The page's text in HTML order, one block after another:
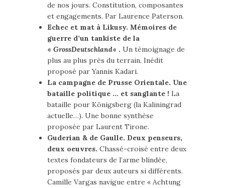
de nos jours. Constitution, composantes
et engagements. Par Laurence Paterson.
Echec et mat à Likusy. Mémoires de
guerre d’un tankiste de la
« GrossDeutschland« . Un témoignage de
plus au plus près du terrain. Inédit
proposé par Yannis Kadari.
La campagne de Prusse Orientale. Une
bataille politique … et sanglante ! La
bataille pour Königsberg (la Kaliningrad
actuelle…). Une bonne synthèse
proposée par Laurent Tirone.
Guderian & de Gaulle. Deux penseurs,
deux oeuvres. Chassé-croisé entre deux
textes fondateurs de l’arme blindée,
proposés par deux auteurs si différents.
Camille Vargas navigue entre « Achtung